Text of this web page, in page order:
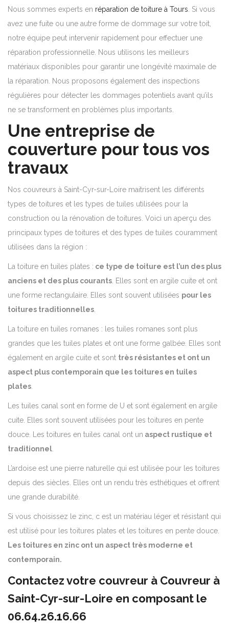
Nous sommes experts en réparation de toiture à Tours. Si vous
avez une fuite ou une autre forme de dommage sur votre toit,
notre équipe peut intervenir rapidement pour effectuer une
réparation professionnelle. Nous utilisons les meilleurs
matériaux disponibles pour garantir une longévité maximale de
la réparation. Nous proposons également des inspections
régulières pour détecter les dommages potentiels avant qu’ils
ne se transforment en problèmes plus importants.
Une entreprise de
couverture pour tous vos
travaux
Nos couvreurs à Saint-Cyr-sur-Loire maitrisent les différents
types de toitures et les types de tuiles utilisées pour la
construction ou la rénovation de toitures. Voici un aperçu des
principaux types de toitures et des types de tuiles couramment
utilisées dans la région :
La toiture en tuiles plates : ce type de toiture est l’un des plus
anciens et des plus courants. Elles sont en argile cuite et ont
une forme rectangulaire. Elles sont souvent utilisées pour les
toitures traditionnelles.
La toiture en tuiles romanes : les tuiles romanes sont plus
grandes que les tuiles plates et ont une forme galbée. Elles sont
également en argile cuite et sont très résistantes et ont un
aspect plus contemporain que les toitures en tuiles
plates.
Les tuiles canal sont en forme de U et sont également en argile
cuite. Elles sont souvent utilisées pour les toitures en pente
douce. Les toitures en tuiles canal ont un aspect rustique et
traditionnel.
L’ardoise est une pierre naturelle qui est utilisée pour les toitures
depuis des siècles. Elles ont un rendu très esthétiques et offrent
une grande durabilité.
Si vous choisissez le zinc, c est un matériau léger et résistant qui
est utilisé pour les toitures plates et les toitures en pente douce.
Les toitures en zinc ont un aspect très moderne et
contemporain.
Contactez votre couvreur à Couvreur à
Saint-Cyr-sur-Loire en composant le
06.64.26.16.66